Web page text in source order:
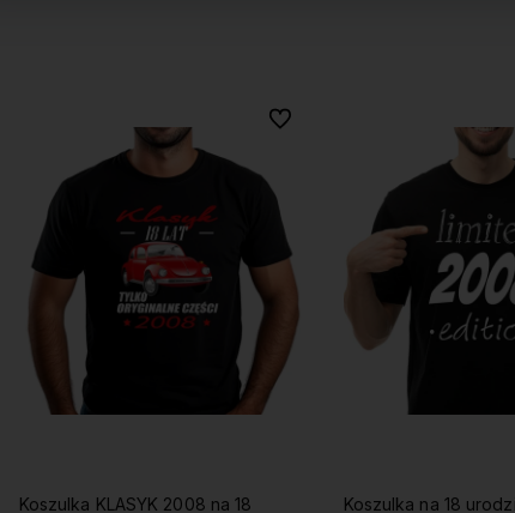
Koszulka na 18 urodziny LIMITED
Do ulubionych
Do ulubionych
Koszulka na 18